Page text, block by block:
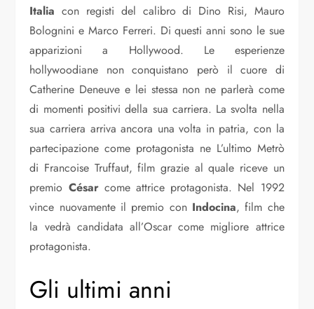
Italia con registi del calibro di Dino Risi, Mauro
Bolognini e Marco Ferreri. Di questi anni sono le sue
apparizioni a Hollywood. Le esperienze
hollywoodiane non conquistano però il cuore di
Catherine Deneuve e lei stessa non ne parlerà come
di momenti positivi della sua carriera. La svolta nella
sua carriera arriva ancora una volta in patria, con la
partecipazione come protagonista ne L’ultimo Metrò
di Francoise Truffaut, film grazie al quale riceve un
premio Césarcome attrice protagonista. Nel 1992
vince nuovamente il premio con Indocina, film che
la vedrà candidata all’Oscar come migliore attrice
protagonista.
Gli ultimi anni